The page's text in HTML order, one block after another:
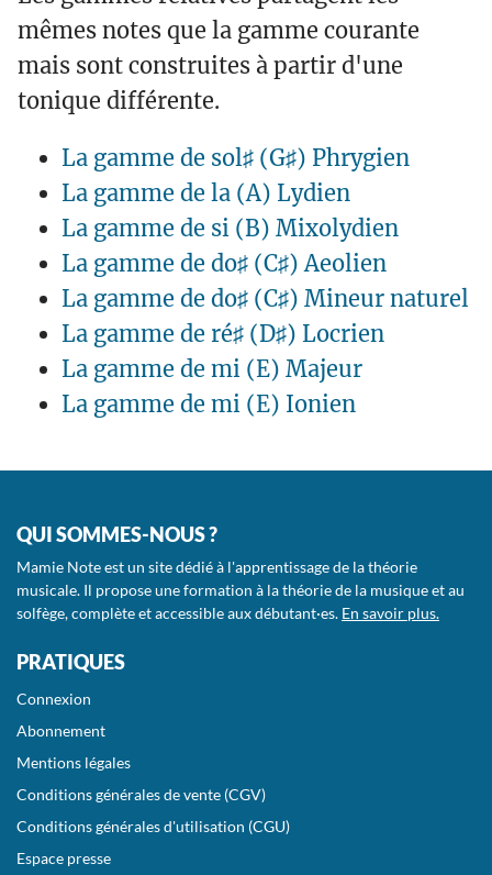
mêmes notes que la gamme courante
mais sont construites à partir d'une
tonique différente.
La gamme de sol♯ (G♯) Phrygien
La gamme de la (A) Lydien
La gamme de si (B) Mixolydien
La gamme de do♯ (C♯) Aeolien
La gamme de do♯ (C♯) Mineur naturel
La gamme de ré♯ (D♯) Locrien
La gamme de mi (E) Majeur
La gamme de mi (E) Ionien
QUI SOMMES-NOUS ?
Mamie Note est un site dédié à l'apprentissage de la théorie
musicale. Il propose une formation à la théorie de la musique et au
solfège, complète et accessible aux débutant·es. En savoir plus.
PRATIQUES
Connexion
Abonnement
Mentions légales
Conditions générales de vente (CGV)
Conditions générales d'utilisation (CGU)
Espace presse